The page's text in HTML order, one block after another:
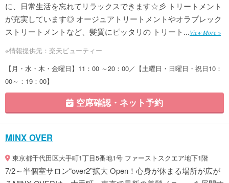
に、日常生活を忘れてリラックスできます☆彡 トリートメント
が充実しています◎ オージュアトリートメントやオラプレック
ストリートメントなど、髪質にピッタリの トリート...View More »
※情報提供元：楽天ビューティー
【月・水・木・金曜日】11：00 ～20：00／【土曜日・日曜日・祝日10：
00～：19：00】
空席確認・ネット予約
MINX OVER
東京都千代田区大手町1丁目5番地1号 ファーストスクエア地下1階
7/2～半個室サロン“over2”拡大 Open！心身が休まる場所が広が